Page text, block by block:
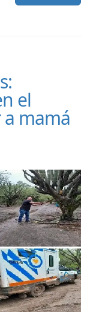
el
mamá